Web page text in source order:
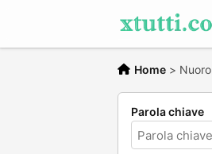
Home > Nuoro
Parola chiave